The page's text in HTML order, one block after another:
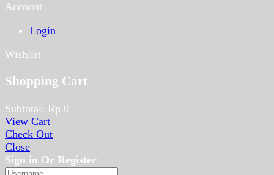
Account
Login
Wishlist
Shopping Cart
Subtotal: Rp 0
View Cart
Check Out
Close
Sign in Or Register